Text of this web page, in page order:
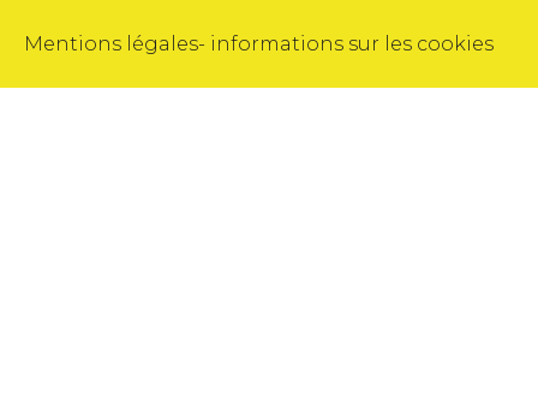
Mentions légales- informations sur les cookies